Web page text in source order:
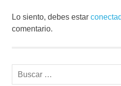
Lo siento, debes estar
comentario.
Buscar: